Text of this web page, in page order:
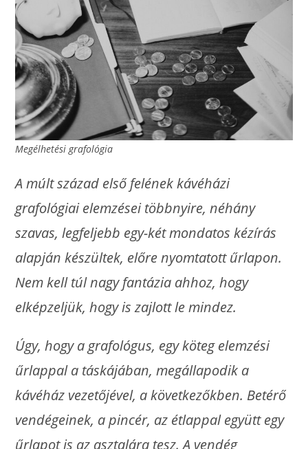
Megélhetési grafológia
A múlt század első felének kávéházi
grafológiai elemzései többnyire, néhány
szavas, legfeljebb egy-két mondatos kézírás
alapján készültek, előre nyomtatott űrlapon.
Nem kell túl nagy fantázia ahhoz, hogy
elképzeljük, hogy is zajlott le mindez.
Úgy, hogy a grafológus, egy köteg elemzési
űrlappal a táskájában, megállapodik a
kávéház vezetőjével, a következőkben. Betérő
vendégeinek, a pincér, az étlappal együtt egy
űrlapot is az asztalára tesz. A vendég